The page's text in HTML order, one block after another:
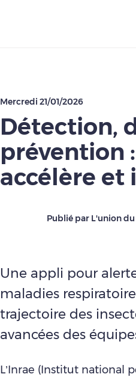
Mercredi 21/01/2026
Détection,
prévention
accélère et
Publié par L'union
Une appli pour
maladies
trajectoire des
avancées des
L’Inrae (Institut national